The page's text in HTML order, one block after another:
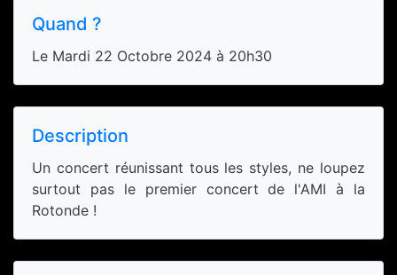
Quand ?
Le Mardi 22 Octobre 2024 à 20h30
Description
Un concert réunissant tous les styles, ne loupez
surtout pas le premier concert de l'AMI à la
Rotonde !